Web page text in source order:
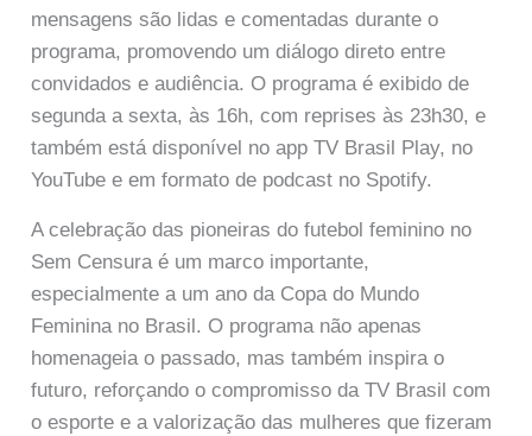
mensagens são lidas e comentadas durante o
programa, promovendo um diálogo direto entre
convidados e audiência. O programa é exibido de
segunda a sexta, às 16h, com reprises às 23h30, e
também está disponível no app TV Brasil Play, no
YouTube e em formato de podcast no Spotify.
A celebração das pioneiras do futebol feminino no
Sem Censura é um marco importante,
especialmente a um ano da Copa do Mundo
Feminina no Brasil. O programa não apenas
homenageia o passado, mas também inspira o
futuro, reforçando o compromisso da TV Brasil com
o esporte e a valorização das mulheres que fizeram